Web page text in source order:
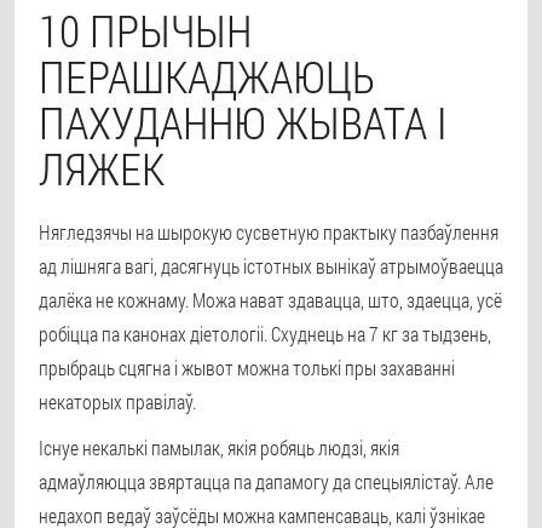
10 ПРЫЧЫН
ПЕРАШКАДЖАЮЦЬ
ПАХУДАННЮ ЖЫВАТА І
ЛЯЖЕК
Нягледзячы на ​​шырокую сусветную практыку пазбаўлення
ад лішняга вагі, дасягнуць істотных вынікаў атрымоўваецца
далёка не кожнаму. Можа нават здавацца, што, здаецца, усё
робіцца па канонах діетологіі. Схуднець на 7 кг за тыдзень,
прыбраць сцягна і жывот можна толькі пры захаванні
некаторых правілаў.
Існуе некалькі памылак, якія робяць людзі, якія
адмаўляюцца звяртацца па дапамогу да спецыялістаў. Але
недахоп ведаў заўсёды можна кампенсаваць, калі ўзнікае